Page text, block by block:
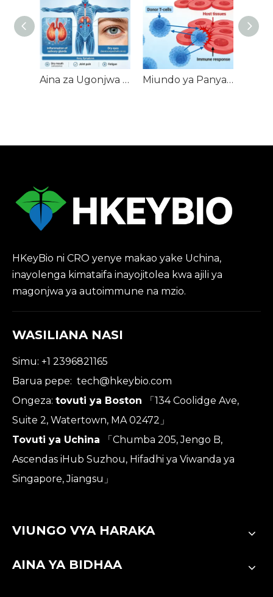
Aina za Ugonjwa wa Panya wa Sjögren (SjS). Miundo ya Panya dhidi ya Ugonjwa wa Mwenyeji (GVHD).
HKeyBio ni CRO yenye makao yake Uchina,
inayolenga kimataifa inayojitolea kwa ajili ya
magonjwa ya autoimmune na mzio.
WASILIANA NASI
Simu: +1 2396821165
Barua pepe: tech@hkeybio.com
Ongeza: tovuti ya Boston
「134 Coolidge Ave,
Suite 2, Watertown, MA 02472」
Tovuti ya Uchina
「Chumba 205, Jengo B,
Ascendas iHub Suzhou, Hifadhi ya Viwanda ya
Singapore, Jiangsu」
VIUNGO VYA HARAKA
AINA YA BIDHAA